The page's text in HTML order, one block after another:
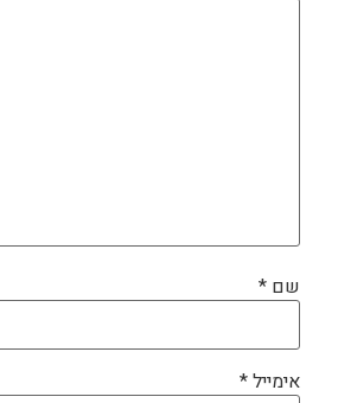
שם *
אימייל*